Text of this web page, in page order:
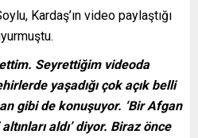
Kardaş’ın video paylaştığı
Seyrettiğim videoda
yaşadığı çok açık belli
gibi de konuşuyor. ‘Bir Afgan
aldı’ diyor. Biraz önce